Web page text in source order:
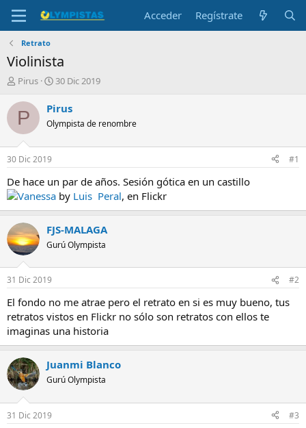
Acceder Regístrate
Retrato
Violinista
I
i
c
a
d
o
r
d
e
t
e
m
a
Pirus
F
c
a
i
n
c
o
30 Dic 2019
P Pirus
Olympista de renombre
30 Dic 2019 #1
De hace un par de años. Sesión gótica en un castillo
Vanessa by Luis Peral, en Flickr
FJS-MALAGA
Gurú Olympista
31 Dic 2019 #2
El fondo no me atrae pero el retrato en si es muy bueno, tus
retratos vistos en Flickr no sólo son retratos con ellos te
imaginas una historia
Juanmi Blanco
Gurú Olympista
31 Dic 2019 #3